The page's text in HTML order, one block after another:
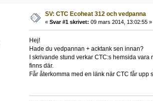
SV: CTC Ecoheat 312 och vedpanna
« Svar #1 skrivet: 09 mars 2014, 13:02:55 »
Hej!
Hade du vedpannan + acktank sen innan?
I skrivande stund verkar CTC:s hemsida
finns där.
Får återkomma med en länk när CTC får upp